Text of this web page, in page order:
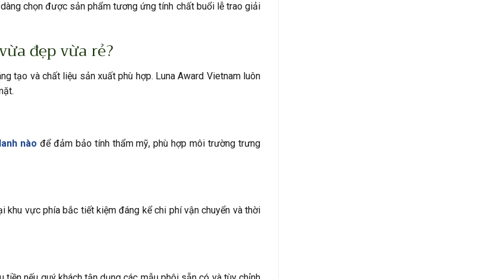
chọn được sản phẩm tương ứng tính chất buổi lễ trao giải
đẹp vừa rẻ?
tạo và chất liệu sản xuất phù hợp. Luna Award Vietnam luôn
nào để đảm bảo tính thẩm mỹ, phù hợp môi trường trưng
khu vực phía bắc tiết kiệm đáng kể chi phí vận chuyển và thời